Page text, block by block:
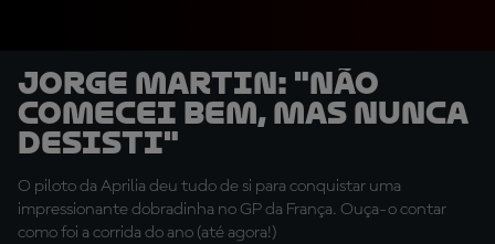
Jorge Martin: "Não
comecei bem, mas nunca
desisti"
O piloto da Aprilia deu tudo de si para conquistar uma
impressionante dobradinha no GP da França. Ouça-o contar
como foi a corrida do ano (até agora!)